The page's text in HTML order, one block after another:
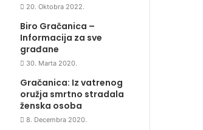
20. Oktobra 2022.
Biro Gračanica –
Informacija za sve
građane
30. Marta 2020.
Gračanica: Iz vatrenog
oružja smrtno stradala
ženska osoba
8. Decembra 2020.